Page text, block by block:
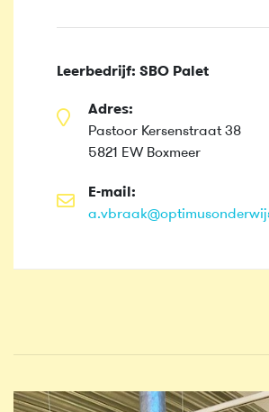
Leerbedrijf: SBO Palet
Adres:
Pastoor Kersenstraat 38
5821 EW Boxmeer
E-mail: